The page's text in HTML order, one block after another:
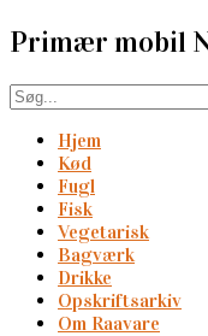
Primær mobil
Hjem
Kød
Fugl
Fisk
Vegetarisk
Bagværk
Drikke
Opskriftsarkiv
Om Raavare